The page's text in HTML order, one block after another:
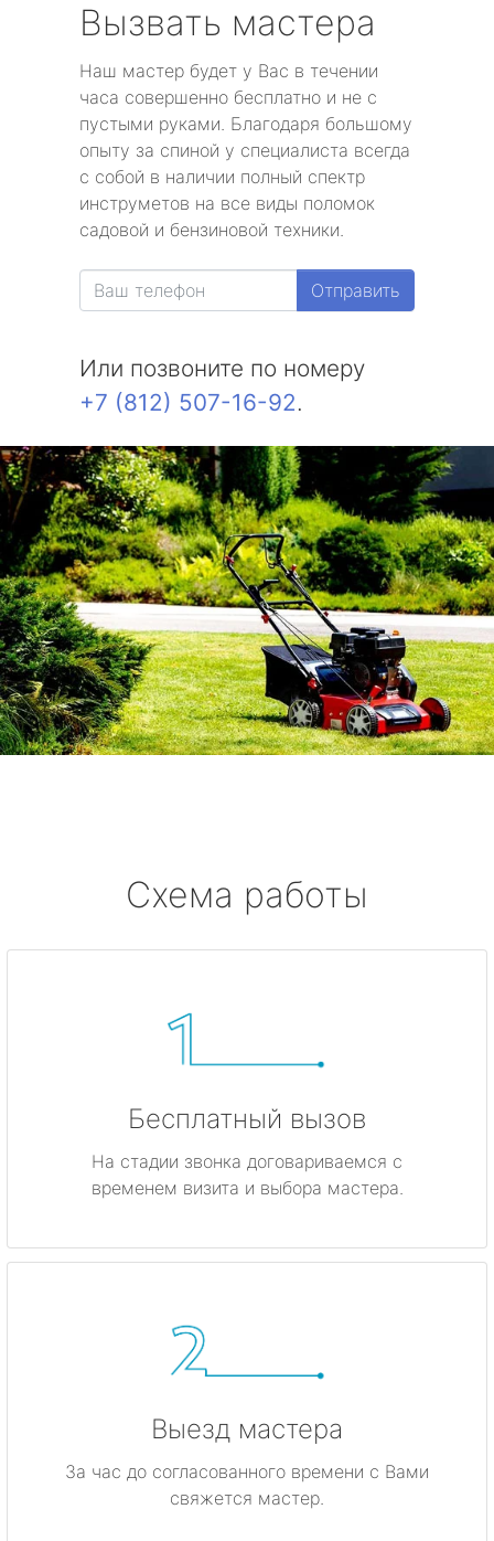
Вызвать мастера
Наш мастер будет у Вас в течении
часа совершенно бесплатно и не с
пустыми руками. Благодаря большому
опыту за спиной у специалиста всегда
с собой в наличии полный спектр
инструметов на все виды поломок
садовой и бензиновой техники.
Отправить
Или позвоните по номеру
+7 (812) 507-16-92.
Схема работы
Бесплатный вызов
На стадии звонка договариваемся с
временем визита и выбора мастера.
Выезд мастера
За час до согласованного времени с Вами
свяжется мастер.